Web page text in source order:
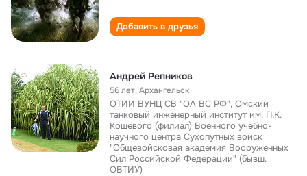
Добавить в друзья
Андрей Репников
56 лет,Архангельск
ОТИИ ВУНЦ СВ "ОА ВС РФ", Омский
танковый инженерный институт им. П.К.
Кошевого (филиал) Военного учебно-
научного центра Сухопутных войск
"Общевойсковая академия Вооруженных
Сил Российской Федерации" (бывш.
ОВТИУ)